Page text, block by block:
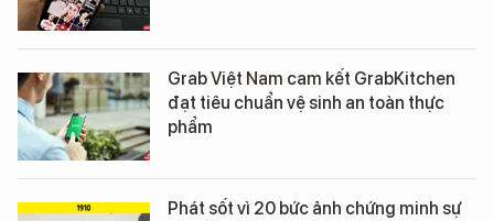
Grab Việt Nam cam kết GrabKitchen
đạt tiêu chuẩn vệ sinh an toàn thực
phẩm
Phát sốt vì 20 bức ảnh chứng minh sự